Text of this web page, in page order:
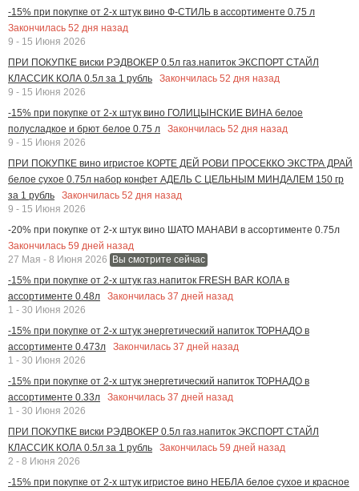
-15% при покупке от 2-х штук вино Ф-СТИЛЬ в ассортименте 0.75 л
Закончилась 52 дня назад
9 - 15 Июня 2026
ПРИ ПОКУПКЕ виски РЭДВОКЕР 0.5л газ.напиток ЭКСПОРТ СТАЙЛ
КЛАССИК КОЛА 0.5л за 1 рубль
Закончилась 52 дня назад
9 - 15 Июня 2026
-15% при покупке от 2-х штук вино ГОЛИЦЫНСКИЕ ВИНА белое
полусладкое и брют белое 0.75 л
Закончилась 52 дня назад
9 - 15 Июня 2026
ПРИ ПОКУПКЕ вино игристое КОРТЕ ДЕЙ РОВИ ПРОСЕККО ЭКСТРА ДРАЙ
белое сухое 0.75л набор конфет АДЕЛЬ С ЦЕЛЬНЫМ МИНДАЛЕМ 150 гр
за 1 рубль
Закончилась 52 дня назад
9 - 15 Июня 2026
-20% при покупке от 2-х штук вино ШАТО МАНАВИ в ассортименте 0.75л
Закончилась 59 дней назад
27 Мая - 8 Июня 2026
Вы смотрите сейчас
-15% при покупке от 2-х штук газ.напиток FRESH BAR КОЛА в
ассортименте 0.48л
Закончилась 37 дней назад
1 - 30 Июня 2026
-15% при покупке от 2-х штук энергетический напиток ТОРНАДО в
ассортименте 0.473л
Закончилась 37 дней назад
1 - 30 Июня 2026
-15% при покупке от 2-х штук энергетический напиток ТОРНАДО в
ассортименте 0.33л
Закончилась 37 дней назад
1 - 30 Июня 2026
ПРИ ПОКУПКЕ виски РЭДВОКЕР 0.5л газ.напиток ЭКСПОРТ СТАЙЛ
КЛАССИК КОЛА 0.5л за 1 рубль
Закончилась 59 дней назад
2 - 8 Июня 2026
-15% при покупке от 2-х штук игристое вино НЕБЛА белое сухое и красное